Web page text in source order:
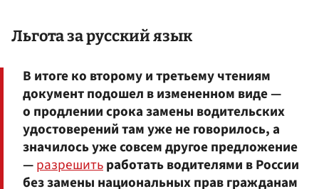
Льгота за русский язык
В итоге ко второму и третьему чтениям
документ подошел в измененном виде —
о продлении срока замены водительских
удостоверений там уже не говорилось, а
значилось уже совсем другое предложение
—разрешитьработать водителями в России
без замены национальных прав гражданам